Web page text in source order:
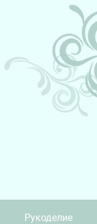
Рукоделие